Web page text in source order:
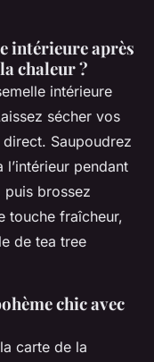
intérieure après
chaleur ?
intérieure
sécher vos
Saupoudrez
pendant
puis brossez
touche fraîcheur,
de tea tree
chic avec
carte de la